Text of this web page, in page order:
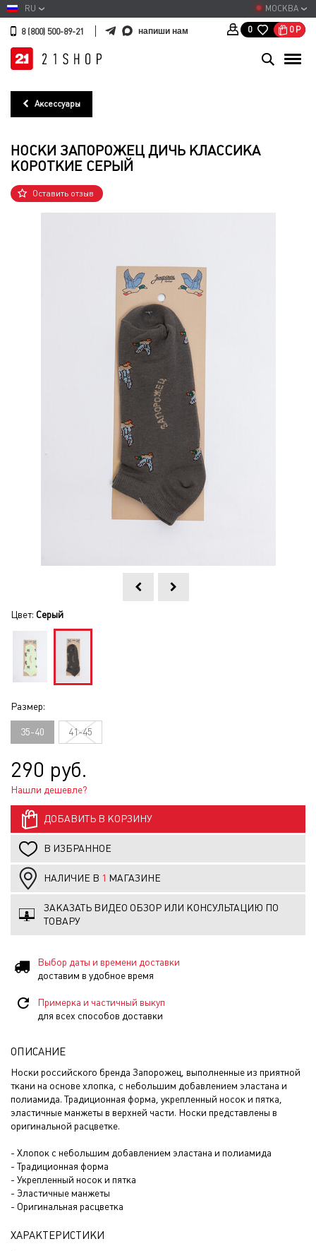
МОСКВА
RU
8 (800) 500-89-21 напиши нам 0 0 Р
Аксессуары
НОСКИ ЗАПОРОЖЕЦ ДИЧЬ КЛАССИКА
КОРОТКИЕ СЕРЫЙ
Оставить отзыв
Цвет: Серый
Размер:
35-40 41-45
290 руб.
Нашли дешевле?
ДОБАВИТЬ В КОРЗИНУ
В ИЗБРАННОЕ
НАЛИЧИЕ В 1 МАГАЗИНЕ
ЗАКАЗАТЬ ВИДЕО ОБЗОР ИЛИ КОНСУЛЬТАЦИЮ ПО
ТОВАРУ
Выбор даты и времени доставки
доставим в удобное время
Примерка и частичный выкуп
для всех способов доставки
ОПИСАНИЕ
Носки российского бренда Запорожец, выполненные из приятной
ткани на основе хлопка, с небольшим добавлением эластана и
полиамида. Традиционная форма, укрепленный носок и пятка,
эластичные манжеты в верхней части. Носки представлены в
оригинальной расцветке.
- Хлопок с небольшим добавлением эластана и полиамида
- Традиционная форма
- Укрепленный носок и пятка
- Эластичные манжеты
- Оригинальная расцветка
ХАРАКТЕРИСТИКИ